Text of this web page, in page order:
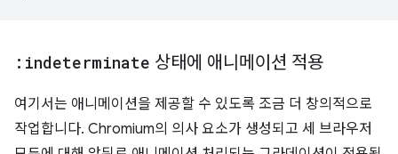
:indeterminate 상태에 애니메이션 적용
여기서는 애니메이션을 제공할 수 있도록 조금 더 창의적으로
작업합니다. Chromium의 의사 요소가 생성되고 세 브라우저